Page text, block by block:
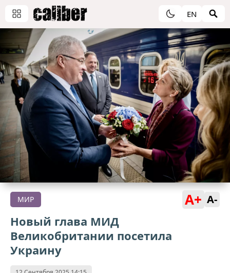
EN
МИР A+ A-
Новый глава МИД
Великобритании посетила
Украину